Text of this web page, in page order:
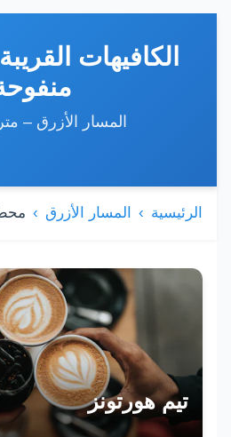
الكافيهات
المسار الأزرق –
الرئيسية المسار الأزرق
قائمة
تيم هورتونز